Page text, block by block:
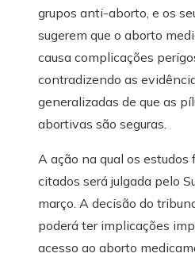
grupos anti-aborto, e os
sugerem que o aborto
causa complicações
contradizendo as
generalizadas de que as
abortivas são seguras.
A ação na qual os estudos
citados será julgada pelo
março. A decisão do
poderá ter implicações
acesso ao aborto